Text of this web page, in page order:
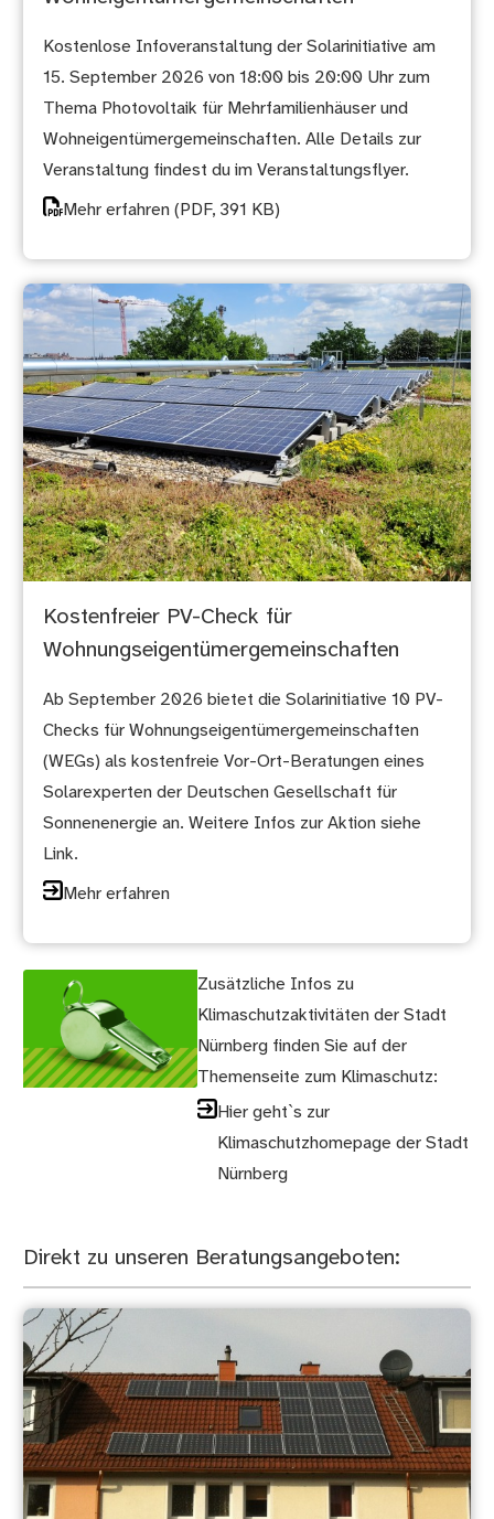
Kostenlose Infoveranstaltung der Solarinitiative am
15. September 2026 von 18:00 bis 20:00 Uhr zum
Thema Photovoltaik für Mehrfamilienhäuser und
Wohneigentümergemeinschaften. Alle Details zur
Veranstaltung findest du im Veranstaltungsflyer.
Mehr erfahren(PDF, 391 KB)
Kostenfreier PV-Check für
Wohnungseigentümergemeinschaften
Ab September 2026 bietet die Solarinitiative 10 PV-
Checks für Wohnungseigentümergemeinschaften
(WEGs) als kostenfreie Vor-Ort-Beratungen eines
Solarexperten der Deutschen Gesellschaft für
Sonnenenergie an. Weitere Infos zur Aktion siehe
Link.
Mehr erfahren
Zusätzliche Infos zu
Klimaschutzaktivitäten der Stadt
Nürnberg finden Sie auf der
Themenseite zum Klimaschutz:
Hier geht`s zur
Klimaschutzhomepage der Stadt
Nürnberg
Direkt zu unseren Beratungsangeboten: